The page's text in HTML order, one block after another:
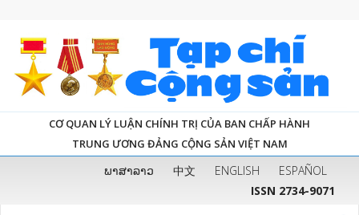
CƠ QUAN LÝ LUẬN CHÍNH TRỊ CỦA BAN CHẤP HÀNH
TRUNG ƯƠNG ĐẢNG CỘNG SẢN VIỆT NAM
ພາສາລາວ 中文 ENGLISH
ESPAÑOL
ISSN 2734-9071